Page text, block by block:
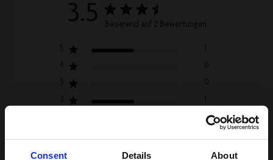
Consent Details About
3.5 Basierend auf 2 Bewertungen
5
1
4
0
3
0
2
0